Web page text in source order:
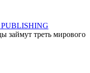
займут треть мирового